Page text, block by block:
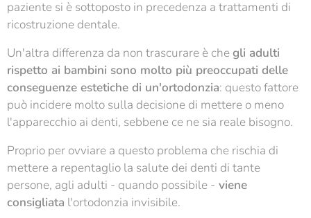
paziente si è sottoposto in precedenza a trattamenti di
ricostruzione dentale.
Un'altra differenza da non trascurare è chegli adulti
rispetto ai bambini sono molto più preoccupati delle
conseguenze estetiche di un'ortodonzia: questo fattore
può incidere molto sulla decisione di mettere o meno
l'apparecchio ai denti, sebbene ce ne sia reale bisogno.
Proprio per ovviare a questo problema che rischia di
mettere a repentaglio la salute dei denti di tante
persone, agli adulti - quando possibile - viene
consigliata l'ortodonzia invisibile.